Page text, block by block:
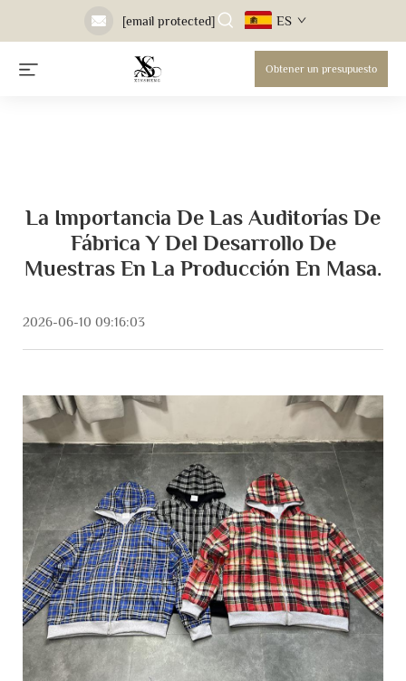
[email protected] ES
Obtener un presupuesto
La Importancia De Las Auditorías De
Fábrica Y Del Desarrollo De
Muestras En La Producción En Masa.
2026-06-10 09:16:03